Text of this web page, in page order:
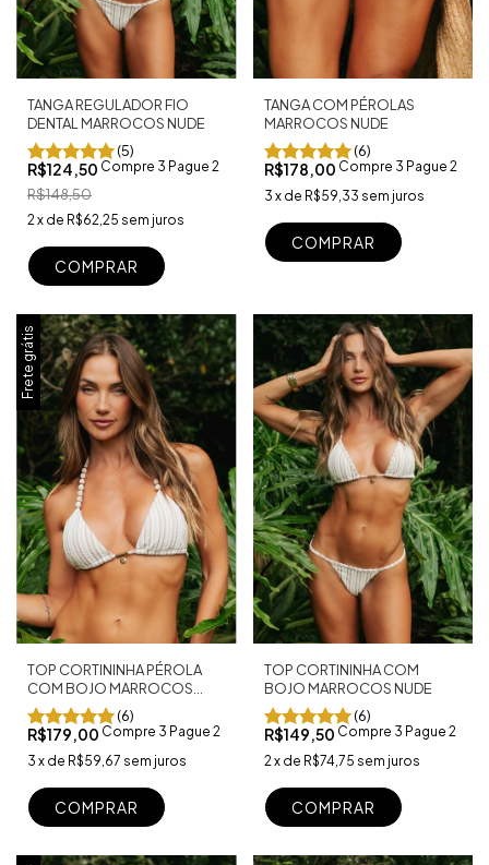
TANGA REGULADOR FIO
DENTAL MARROCOS NUDE
(5)
R$124,50 Compre 3 Pague 2
R$148,50
2 x de R$62,25 sem juros
COMPRAR
TANGA COM PÉROLAS
MARROCOS NUDE
(6)
R$178,00 Compre 3 Pague 2
3 x de R$59,33 sem juros
COMPRAR
Frete grátis
TOP CORTININHA PÉROLA
COM BOJO MARROCOS
NUDE
(6)
R$179,00 Compre 3 Pague 2
3 x de R$59,67 sem juros
COMPRAR
TOP CORTININHA COM
BOJO MARROCOS NUDE
(6)
R$149,50 Compre 3 Pague 2
2x de R$74,75 sem juros
COMPRAR